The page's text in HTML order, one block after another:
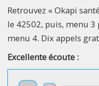
Retrouvez « Okapi
le 42502, puis, menu
menu 4. Dix appels
Excellente écoute :